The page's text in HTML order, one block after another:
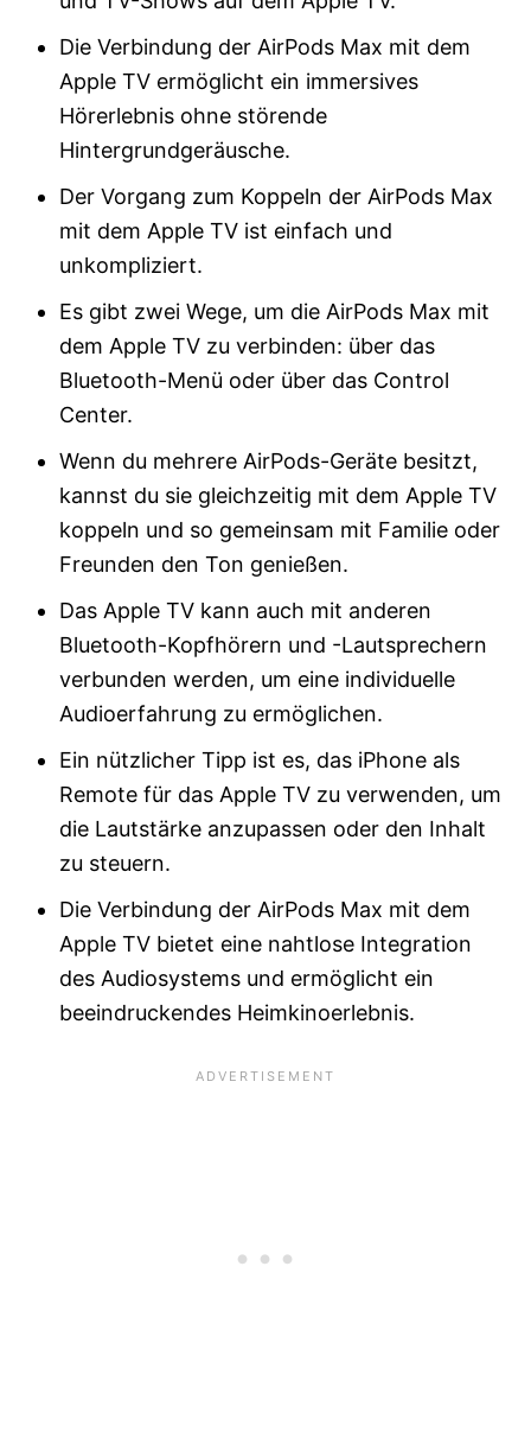
Die Verbindung der AirPods Max mit dem
Apple TV ermöglicht ein immersives
Hörerlebnis ohne störende
Hintergrundgeräusche.
Der Vorgang zum Koppeln der AirPods Max
mit dem Apple TV ist einfach und
unkompliziert.
Es gibt zwei Wege, um die AirPods Max mit
dem Apple TV zu verbinden: über das
Bluetooth-Menü oder über das Control
Center.
Wenn du mehrere AirPods-Geräte besitzt,
kannst du sie gleichzeitig mit dem Apple TV
koppeln und so gemeinsam mit Familie oder
Freunden den Ton genießen.
Das Apple TV kann auch mit anderen
Bluetooth-Kopfhörern und -Lautsprechern
verbunden werden, um eine individuelle
Audioerfahrung zu ermöglichen.
Ein nützlicher Tipp ist es, das iPhone als
Remote für das Apple TV zu verwenden, um
die Lautstärke anzupassen oder den Inhalt
zu steuern.
Die Verbindung der AirPods Max mit dem
Apple TV bietet eine nahtlose Integration
des Audiosystems und ermöglicht ein
beeindruckendes Heimkinoerlebnis.